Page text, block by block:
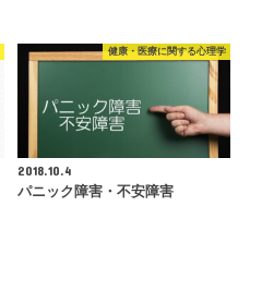
健康・医療に関する心理学
2018.10.4
パニック障害・不安障害